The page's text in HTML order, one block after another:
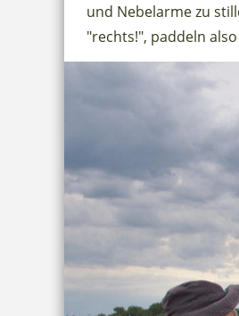
und Nebelarme zu
"rechts!", paddeln